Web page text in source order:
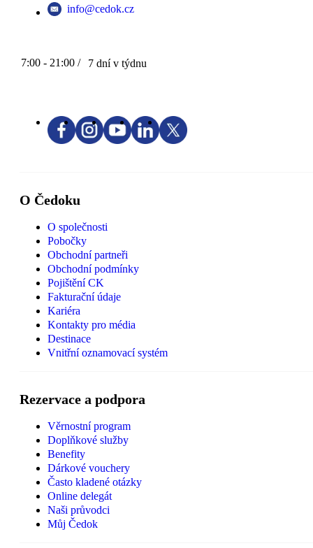
info@cedok.cz
7:00 - 21:00 / 7 dní v týdnu
O Čedoku
O společnosti
Pobočky
Obchodní partneři
Obchodní podmínky
Pojištění CK
Fakturační údaje
Kariéra
Kontakty pro média
Destinace
Vnitřní oznamovací systém
Rezervace a podpora
Věrnostní program
Doplňkové služby
Benefity
Dárkové vouchery
Často kladené otázky
Online delegát
Naši průvodci
Můj Čedok